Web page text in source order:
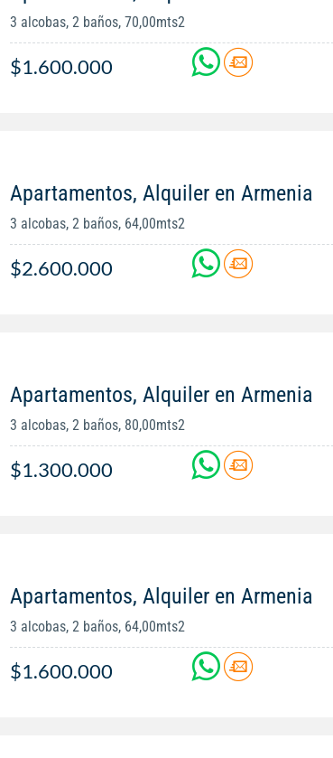
3 alcobas, 2 baños, 70,00mts2
$1.600.000
Apartamentos, Alquiler en Armenia
3 alcobas, 2 baños, 64,00mts2
$2.600.000
Apartamentos, Alquiler en Armenia
3 alcobas, 2 baños, 80,00mts2
$1.300.000
Apartamentos, Alquiler en Armenia
3 alcobas, 2 baños, 64,00mts2
$1.600.000